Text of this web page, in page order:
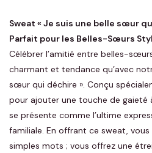
Sweat « Je suis une belle sœur
Parfait pour les Belles-Sœurs
Célébrer l’amitié entre belles-
charmant et tendance qu’avec
sœur qui déchire ». Conçu
pour ajouter une touche de gaieté
se présente comme l’ultime
familiale. En offrant ce sweat,
simples mots ; vous offrez une